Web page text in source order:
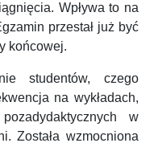
Wpływa to na
przestał już być
końcowej.
studentów, czego
na wykładach,
w
Została wzmocniona